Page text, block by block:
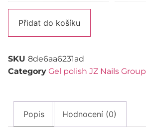
Přidat do košíku
SKU 8de6aa6231ad
Category Gel polish JZ Nails Group
Popis Hodnocení (0)